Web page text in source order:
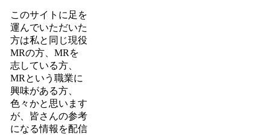
このサイトに足を
運んでいただいた
方は私と同じ現役
MRの方、MRを
志している方、
MRという職業に
興味がある方、
色々かと思います
が、 皆さんの参考
になる情報を配信